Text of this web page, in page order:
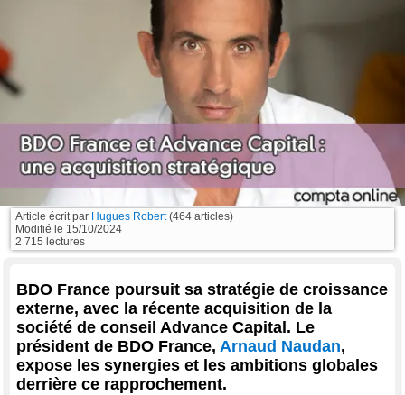
Article écrit par Hugues Robert(464 articles)
Modifié le 15/10/2024
2 715 lectures
BDO France poursuit sa stratégie de croissance
externe, avec la récente acquisition de la
société de conseil Advance Capital. Le
président de BDO France, Arnaud Naudan,
expose les synergies et les ambitions globales
derrière ce rapprochement.